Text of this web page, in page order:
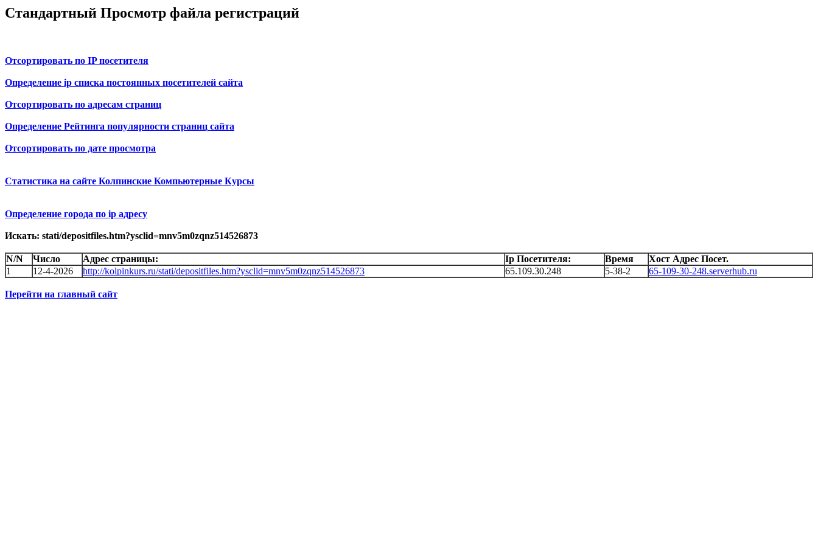
Стандартный Просмотр файла регистраций
Отсортировать по IP посетителя
Определение ip списка постоянных посетителей сайта
Отсортировать по адресам страниц
Определение Рейтинга популярности страниц сайта
Отсортировать по дате просмотра
Статистика на сайте Колпинские Компьютерные Курсы
Определение города по ip адресу
Искать: stati/depositfiles.htm?ysclid=mnv5m0zqnz514526873
N/N Число Адрес страницы: Ip Посетителя: Время
Хост Адрес Посет.
1
12-4-2026 http://kolpinkurs.ru/stati/depositfiles.htm?ysclid=mnv5m0zqnz514526873 65.109.30.248 5-38-2 65-109-30-248.serverhub.ru
Перейти на главный сайт